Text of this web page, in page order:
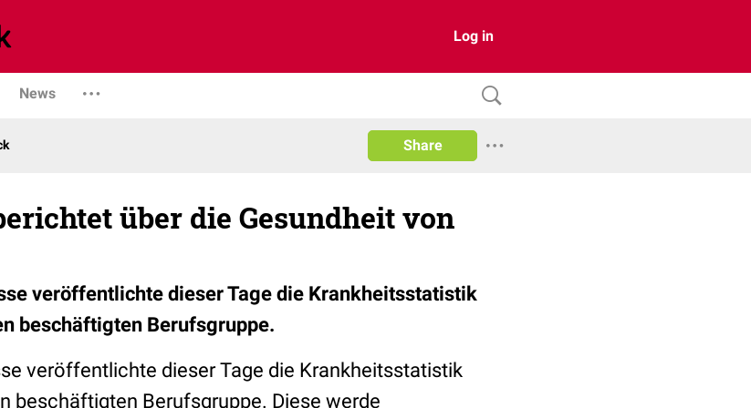
Log in
News
Share
über die Gesundheit von
veröffentlichte dieser Tage die Krankheitsstatistik
beschäftigten Berufsgruppe.
veröffentlichte dieser Tage die Krankheitsstatistik
beschäftigten Berufsgruppe. Diese werde